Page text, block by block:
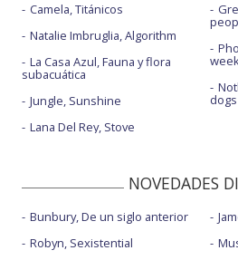
Camela, Titánicos
Natalie Imbruglia, Algorithm
La Casa Azul, Fauna y flora
subacuática
Jungle, Sunshine
Lana Del Rey, Stove
dogs
NOVEDADES
Bunbury, De un siglo anterior
Robyn, Sexistential